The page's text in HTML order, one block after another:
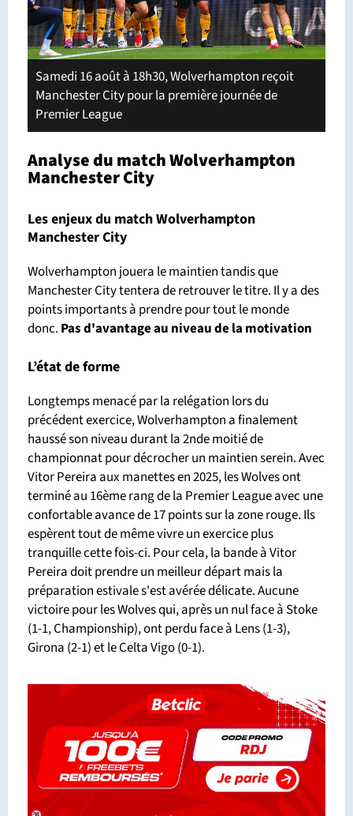
Samedi 16 août à 18h30, Wolverhampton reçoit
Manchester City pour la première journée de
Premier League
Analyse du match Wolverhampton
Manchester City
Les enjeux du match Wolverhampton
Manchester City
Wolverhampton jouera le maintien tandis que
Manchester City tentera de retrouver le titre. Il y a des
points importants à prendre pour tout le monde
donc. Pas d'avantageau niveau de la motivation
L’état de forme
Longtemps menacé par la relégation lors du
précédent exercice, Wolverhampton a finalement
haussé son niveau durant la 2nde moitié de
championnat pour décrocher un maintien serein. Avec
Vitor Pereira aux manettes en 2025, les Wolves ont
terminé au 16ème rang de la Premier League avec une
confortable avance de 17 points sur la zone rouge. Ils
espèrent tout de même vivre un exercice plus
tranquille cette fois-ci. Pour cela, la bande à Vitor
Pereira doit prendre un meilleur départ mais la
préparation estivale s'est avérée délicate. Aucune
victoire pour les Wolves qui, après un nul face à Stoke
(1-1, Championship), ont perdu face à Lens (1-3),
Girona (2-1) et le Celta Vigo (0-1).